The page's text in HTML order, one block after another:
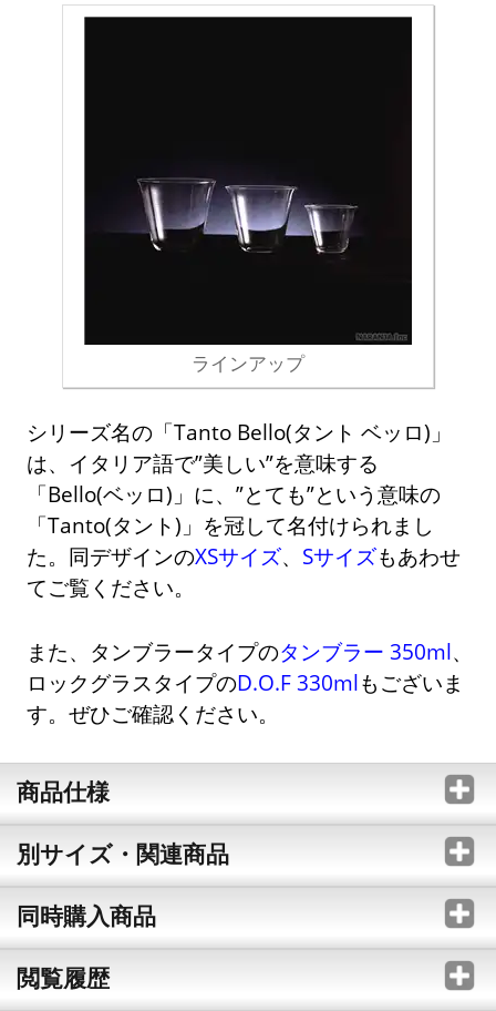
ラインアップ
シリーズ名の「Tanto Bello(タント ベッロ)」
は、イタリア語で”美しい”を意味する
「Bello(ベッロ)」に、”とても”という意味の
「Tanto(タント)」を冠して名付けられまし
た。同デザインのXSサイズ、 Sサイズもあわせ
てご覧ください。
また、タンブラータイプのタンブラー 350ml、
ロックグラスタイプのD.O.F 330mlもございま
す。ぜひご確認ください。
商品仕様
別サイズ・関連商品
同時購入商品
閲覧履歴